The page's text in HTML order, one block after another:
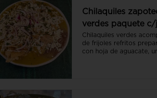
Chilaquiles
verdes paquete
Chilaquiles verdes
de frijoles refritos
con hoja de aguacate,
de jugo de temporada
250 ml y un café